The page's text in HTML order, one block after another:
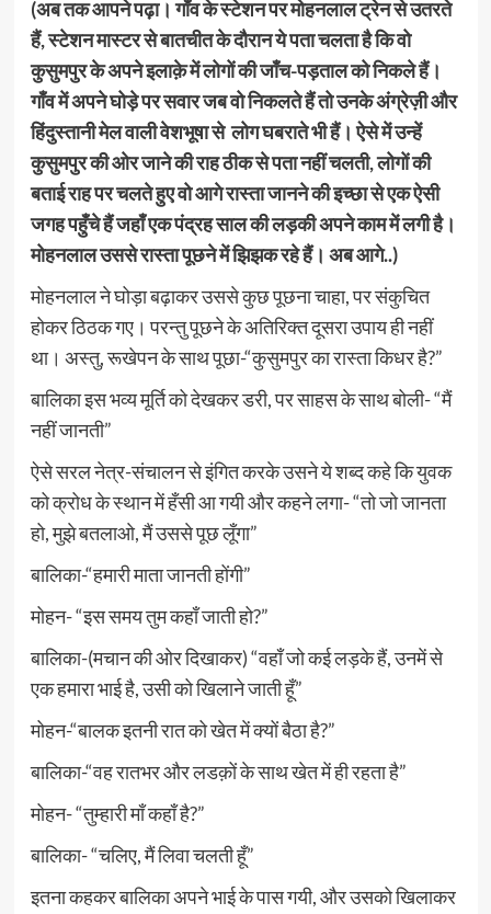
(अब तक आपने पढ़ा। गाँव के स्टेशन पर मोहनलाल ट्रेन से उतरते
हैं, स्टेशन मास्टर से बातचीत के दौरान ये पता चलता है कि वो
कुसुमपुर के अपने इलाक़े में लोगों की जाँच-पड़ताल को निकले हैं।
गाँव में अपने घोड़े पर सवार जब वो निकलते हैं तो उनके अंग्रेज़ी और
हिंदुस्तानी मेल वाली वेशभूषा से लोग घबराते भी हैं। ऐसे में उन्हें
कुसुमपुर की ओर जाने की राह ठीक से पता नहीं चलती, लोगों की
बताई राह पर चलते हुए वो आगे रास्ता जानने की इच्छा से एक ऐसी
जगह पहुँचे हैं जहाँ एक पंद्रह साल की लड़की अपने काम में लगी है।
मोहनलाल उससे रास्ता पूछने में झिझक रहे हैं। अब आगे..)
मोहनलाल ने घोड़ा बढ़ाकर उससे कुछ पूछना चाहा, पर संकुचित
होकर ठिठक गए। परन्तु पूछने के अतिरिक्त दूसरा उपाय ही नहीं
था। अस्तु, रूखेपन के साथ पूछा-“कुसुमपुर का रास्ता किधर है?”
बालिका इस भव्य मूर्ति को देखकर डरी, पर साहस के साथ बोली- “मैं
नहीं जानती”
ऐसे सरल नेत्र-संचालन से इंगित करके उसने ये शब्द कहे कि युवक
को क्रोध के स्थान में हँसी आ गयी और कहने लगा- “तो जो जानता
हो, मुझे बतलाओ, मैं उससे पूछ लूँगा”
बालिका-“हमारी माता जानती होंगी”
मोहन- “इस समय तुम कहाँ जाती हो?”
बालिका-(मचान की ओर दिखाकर) “वहाँ जो कई लड़के हैं, उनमें से
एक हमारा भाई है, उसी को खिलाने जाती हूँ”
मोहन-“बालक इतनी रात को खेत में क्यों बैठा है?”
बालिका-“वह रातभर और लडक़ों के साथ खेत में ही रहता है”
मोहन- “तुम्हारी माँ कहाँ है?”
बालिका- “चलिए, मैं लिवा चलती हूँ”
इतना कहकर बालिका अपने भाई के पास गयी, और उसको खिलाकर